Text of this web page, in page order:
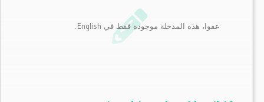
عفوا، هذه المدخلة موجودة فقط في English.